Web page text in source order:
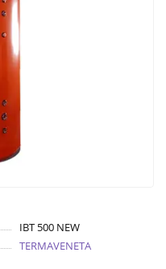
IBT 500 NEW
TERMAVENETA